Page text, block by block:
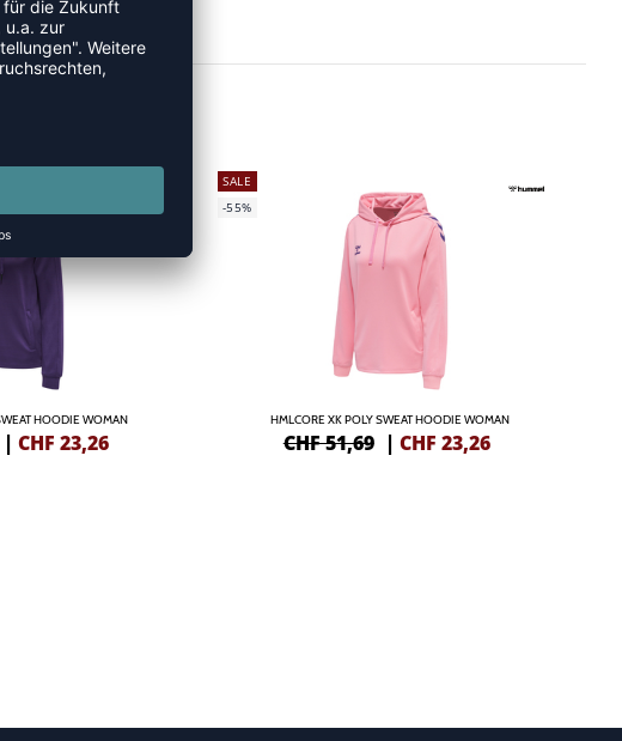
HOODIE WOMAN
|CHF 23,26
SALE
-55%
HMLCORE XK POLY SWEAT HOODIE WOMAN
CHF 51,69 | CHF 23,26